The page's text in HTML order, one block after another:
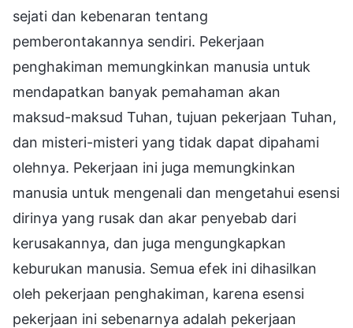
sejati dan kebenaran tentang
pemberontakannya sendiri. Pekerjaan
penghakiman memungkinkan manusia untuk
mendapatkan banyak pemahaman akan
maksud-maksud Tuhan, tujuan pekerjaan Tuhan,
dan misteri-misteri yang tidak dapat dipahami
olehnya. Pekerjaan ini juga memungkinkan
manusia untuk mengenali dan mengetahui esensi
dirinya yang rusak dan akar penyebab dari
kerusakannya, dan juga mengungkapkan
keburukan manusia. Semua efek ini dihasilkan
oleh pekerjaan penghakiman, karena esensi
pekerjaan ini sebenarnya adalah pekerjaan